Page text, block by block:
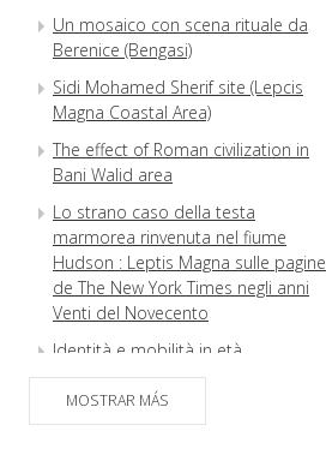
Un mosaico con scena rituale da
Berenice (Bengasi)
Sidi Mohamed Sherif site (Lepcis
Magna Coastal Area)
The effect of Roman civilization in
Bani Walid area
Lo strano caso della testa
marmorea rinvenuta nel fiume
Hudson : Leptis Magna sulle pagine
de The New York Times negli anni
Venti del Novecento
Identità e mobilità in età
tardoantica : la fascia presahariana
lungo i confini dell'Africa romana
MOSTRAR MÁS